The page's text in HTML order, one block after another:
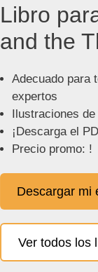
Libro
and the
Adecuado para
expertos
Ilustraciones
¡Descarga el
Precio promo: !
Descargar mi
Ver todos los